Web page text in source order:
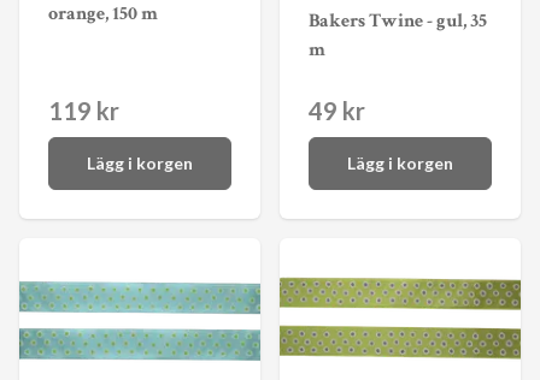
orange, 150 m
119 kr
Lägg i korgen
Bakers Twine - gul, 35
m
49 kr
Lägg i korgen